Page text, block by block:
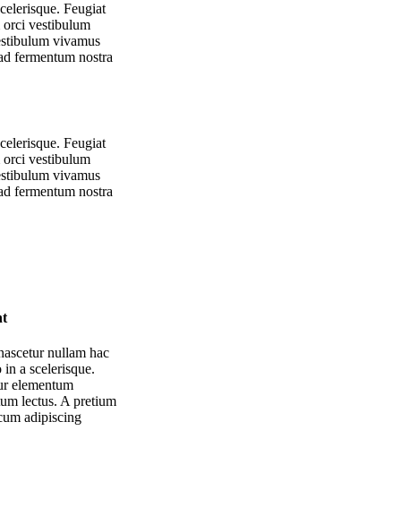
Feugiat
orci vestibulum
vivamus
fermentum nostra
Feugiat
orci vestibulum
vivamus
fermentum nostra
nullam hac
a scelerisque.
elementum
lectus. A pretium
adipiscing